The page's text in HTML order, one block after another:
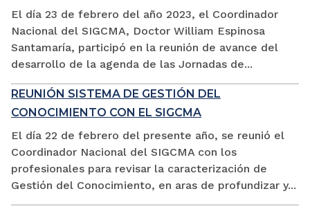
El día 23 de febrero del año 2023, el Coordinador
Nacional del SIGCMA, Doctor William Espinosa
Santamaría, participó en la reunión de avance del
desarrollo de la agenda de las Jornadas de...
REUNIÓN SISTEMA DE GESTIÓN DEL
CONOCIMIENTO CON EL SIGCMA
El día 22 de febrero del presente año, se reunió el
Coordinador Nacional del SIGCMA con los
profesionales para revisar la caracterización de
Gestión del Conocimiento, en aras de profundizar y...